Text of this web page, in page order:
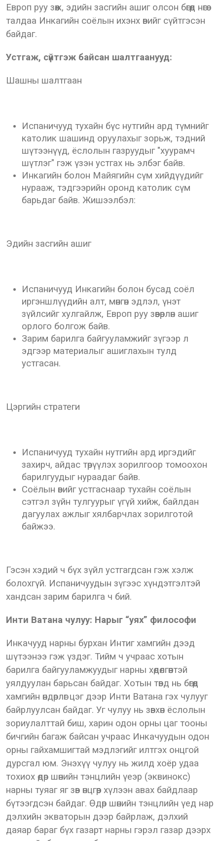
Европ руу зөөж, эдийн засгийн ашиг олсон бөгөөд нөгөө
талдаа Инкагийн соёлын ихэнх өвийг сүйтгэсэн
байдаг.
Устгаж, сүйтгэж байсан шалтгаанууд:
Шашны шалтгаан
Испаничууд тухайн бүс нутгийн ард түмнийг
католик шашинд оруулахыг зорьж, тэдний
шүтээнүүд, ёслолын газруудыг "хуурамч
шүтлэг" гэж үзэн устгах нь элбэг байв.
Инкагийн болон Майягийн сүм хийдүүдийг
нурааж, тэдгээрийн оронд католик сүм
барьдаг байв. Жишээлбэл:
Эдийн засгийн ашиг
Испаничууд Инкагийн болон бусад соёл
иргэншлүүдийн алт, мөнгөн эдлэл, үнэт
зүйлсийг хулгайлж, Европ руу зөөвөрлөн ашиг
орлого болгож байв.
Зарим барилга байгууламжийг зүгээр л
эдгээр материалыг ашиглахын тулд
устгасан.
Цэргийн стратеги
Испаничууд тухайн нутгийн ард иргэдийг
захирч, айдас төрүүлэх зорилгоор томоохон
барилгуудыг нураадаг байв.
Соёлын өвийг устгаснаар тухайн соёлын
сэтгэл зүйн тулгуурыг үгүй хийж, байлдан
дагуулах ажлыг хялбарчлах зорилготой
байжээ.
Гэсэн хэдий ч бүх зүйл устгагдсан гэж хэлж
болохгүй. Испаничуудын зүгээс хүндэтгэлтэй
хандсан зарим барилга ч бий.
Инти Ватана чулуу: Нарыг “уях” философи
Инкачууд нарны бурхан Интиг хамгийн дээд
шүтээнээ гэж үздэг. Тийм ч учраас хотын
барилга байгууламжуудыг нарны хөдөлгөөнтэй
уялдуулан барьсан байдаг. Хотын төвд нь бөгөөд
хамгийн өндөрлөг цэг дээр Инти Ватана гэх чулууг
байрлуулсан байдаг. Уг чулуу нь зөвхөн ёслолын
зориулалттай биш, харин одон орны цаг тооны
бичгийн багаж байсан учраас Инкачуудын одон
орны гайхамшигтай мэдлэгийг илтгэх онцгой
дурсгал юм. Энэхүү чулуу нь жилд хоёр удаа
тохиох өдөр шөнийн тэнцлийн үеэр (эквинокс)
нарны туяаг яг зөв өнцгөөр хүлээн авах байдлаар
бүтээгдсэн байдаг. Өдөр шөнийн тэнцлийн үед нар
дэлхийн экваторын дээр байрлаж, дэлхий
даяар бараг бүх газарт нарны гэрэл газар дээрх